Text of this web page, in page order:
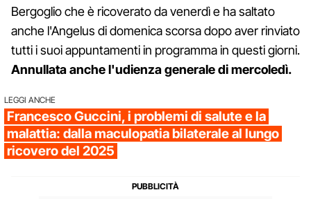
Bergoglio che è ricoverato da venerdì e ha saltato
anche l'Angelus di domenica scorsa dopo aver rinviato
tutti i suoi appuntamenti in programma in questi giorni.
Annullata anche l'udienza generale di mercoledì.
LEGGI ANCHE
Francesco Guccini, i problemi di salute e la
malattia: dalla maculopatia bilaterale al lungo
ricovero del 2025